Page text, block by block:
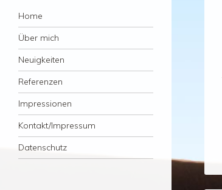
Menü
Zum Inhalt springen
Home
Über mich
Neuigkeiten
Referenzen
Impressionen
Kontakt/Impressum
Datenschutz